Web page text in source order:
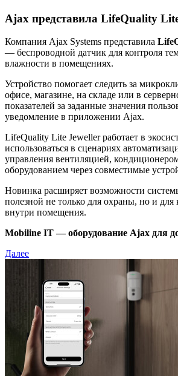
Ajax представила LifeQuality
Компания Ajax Systems представила
— беспроводной датчик для контроля
влажности в помещениях.
Устройство помогает следить за
офисе, магазине, на складе или в
показателей за заданные значения
уведомление в приложении Ajax.
LifeQuality Lite Jeweller работает в
использоваться в сценариях
управления вентиляцией,
оборудованием через совместимые
Новинка расширяет возможности
полезной не только для охраны, но и для
внутри помещения.
Mobiline IT — оборудование Ajax для
Далее